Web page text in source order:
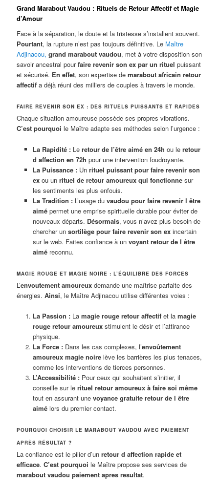
Grand Marabout Vaudou : Rituels de Retour Affectif et Magie
d’Amour
Face à la séparation, le doute et la tristesse s’installent souvent.
Pourtant, la rupture n’est pas toujours définitive. Le Maître
Adjinacou, grand marabout vaudou, met à votre disposition son
savoir ancestral pourfaire revenir son ex par un rituel puissant
et sécurisé. En effet, son expertise demarabout africain retour
affectif a déjà réuni des milliers de couples à travers le monde.
FAIRE REVENIR SON EX : DES RITUELS PUISSANTS ET RAPIDES
Chaque situation amoureuse possède ses propres vibrations.
C’est pourquoi le Maître adapte ses méthodes selon l’urgence :
La Rapidité :Le retour de l’être aimé en 24h ou le retour
d affection en 72h pour une intervention foudroyante.
La Puissance :Un rituel puissant pour faire revenir son
exou un rituel de retour amoureux qui fonctionnesur
les sentiments les plus enfouis.
La Tradition :L’usage du vaudou pour faire revenir l être
aimépermet une emprise spirituelle durable pour éviter de
nouveaux départs. Désormais, vous n’avez plus besoin de
chercher un sortilège pour faire revenir son exincertain
sur le web. Faites confiance à un voyant retour de l être
aiméreconnu.
MAGIE ROUGE ET MAGIE NOIRE : L’ÉQUILIBRE DES FORCES
L’envoutement amoureux demande une maîtrise parfaite des
énergies.Ainsi, le Maître Adjinacou utilise différentes voies :
La Passion :La magie rouge retour affectifet la magie
rouge retour amoureuxstimulent le désir et l’attirance
physique.
La Force :Dans les cas complexes, l’envoûtement
amoureux magie noirelève les barrières les plus tenaces,
comme les interventions de tierces personnes.
L’Accessibilité :Pour ceux qui souhaitent s’initier, il
conseille sur le rituel retour amoureux à faire soi même
tout en assurant une voyance gratuite retour de l être
aimélors du premier contact.
POURQUOI CHOISIR LE MARABOUT VAUDOU AVEC PAIEMENT
APRÈS RÉSULTAT ?
La confiance est le pilier d’unretour d affection rapide et
efficace.C’est pourquoi le Maître propose ses services de
marabout vaudou paiement apres resultat.